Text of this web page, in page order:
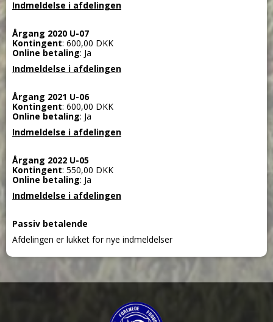
Indmeldelse i afdelingen
Årgang 2020 U-07
Kontingent: 600,00 DKK
Online betaling: Ja
Indmeldelse i afdelingen
Årgang 2021 U-06
Kontingent: 600,00 DKK
Online betaling: Ja
Indmeldelse i afdelingen
Årgang 2022 U-05
Kontingent: 550,00 DKK
Online betaling: Ja
Indmeldelse i afdelingen
Passiv betalende
Afdelingen er lukket for nye indmeldelser